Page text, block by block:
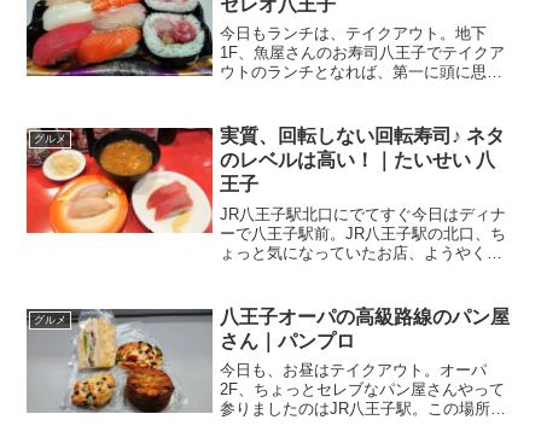
セレオ八王子
今日もランチは、テイクアウト。地下
1F、魚屋さんのお寿司八王子でテイクア
ウトのランチとなれば、第一に頭に思い
オ八王子の地下1F、食料品売り場の一角
にあるのが、こちらのお...
グルメ
実質、回転しない回転寿司♪ ネタ
のレベルは高い！｜たいせい 八
王子
JR八王子駅北口にでてすぐ今日はディナ
ーで八王子駅前。JR八王子駅の北口、ち
ょっと気になっていたお店、ようやくの
になってたの。八王子駅北口を出て、ユ
ーロードに入る直前...
グルメ
八王子オーパの高級路線のパン屋
さん｜パンプロ
今日も、お昼はテイクアウト。オーパ
2F、ちょっとセレブなパン屋さんやって
参りましたのはJR八王子駅。この場所で